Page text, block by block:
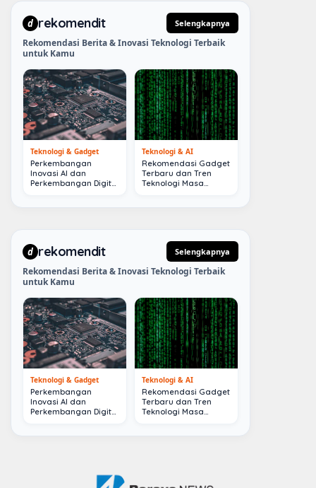
d rekomendit Selengkapnya
Rekomendasi Berita & Inovasi Teknologi Terbaik
untuk Kamu
Teknologi & Gadget
Perkembangan
Inovasi AI dan
Perkembangan Digital
Teknologi & AI
Rekomendasi Gadget
Terbaru dan Tren
Teknologi Masa
d rekomendit Selengkapnya
Rekomendasi Berita & Inovasi Teknologi Terbaik
untuk Kamu
Teknologi & Gadget
Perkembangan
Inovasi AI dan
Perkembangan Digital
Teknologi & AI
Rekomendasi Gadget
Terbaru dan Tren
Teknologi Masa